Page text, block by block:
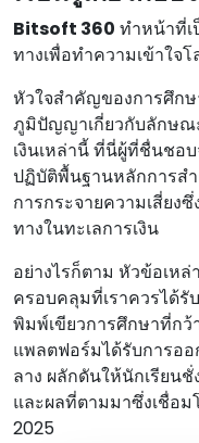
Bitsoft 360 ทําหน้าที่
ทางเพื่อทําความเข้าใจ
หัวใจสําคัญของการศึก
ภูมิปัญญาเกี่ยวกับลักษณ
เงินเหล่านี้ ที่นี่ผู้ที่ชื่นชอ
ปฏิบัติพื้นฐานหลักการสํ
การกระจายความเสี่ย
ทางในทะเลการเงิน
อย่างไรก็ตาม หัวข้อเหล่
ครอบคลุมที่เราควรได้รั
พิมพ์เขียวการศึกษาที่กว้
แพลตฟอร์มได้รับการอ
ลาง ผลักดันให้นักเรียน
และผลที่ตามมาซึ่งเชื่อ
2025